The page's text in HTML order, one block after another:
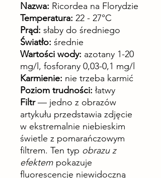
Nazwa: Ricordea na Florydzie
Temperatura: 22 - 27°C
Prąd: słaby do średniego
Światło: średnie
Wartości wody: azotany 1-20
mg/l, fosforany 0,03-0,1 mg/l
Karmienie: nie trzeba karmić
Poziom trudności: łatwy
Filtr— jedno z obrazów
artykułu przedstawia zdjęcie
w ekstremalnie niebieskim
świetle z pomarańczowym
filtrem. Ten typ obrazu z
efektem pokazuje
fluorescencję niewidoczną